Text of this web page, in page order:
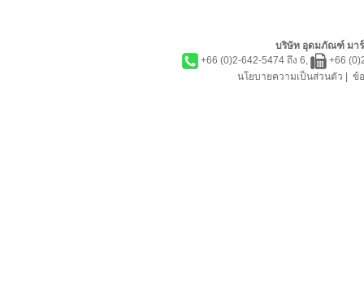
บริษัท อุดมภัณฑ์ มาร์
+66 (0)2-642-5474 ถึง 6,
+66
นโยบายความเป็นส่วนตัว
ข้